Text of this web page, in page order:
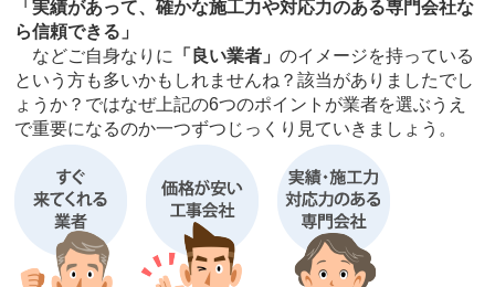
「実績があって、確かな施工力や対応力のある専門会社な
ら信頼できる」
などご自身なりに
「良い業者」のイメージを持っている
という方も多いかもしれませんね？該当がありましたでし
ょうか？ではなぜ上記の6つのポイントが業者を選ぶうえ
で重要になるのか一つずつじっくり見ていきましょう。